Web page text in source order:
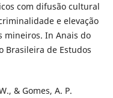
com difusão cultural
e elevação
mineiros. In Anais do
Brasileira de Estudos
& Gomes, A. P.